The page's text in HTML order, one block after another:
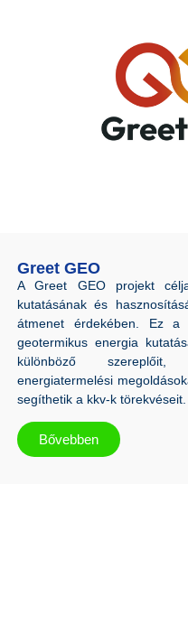
Greet GEO
A Greet GEO projekt
kutatásának és
átmenet érdekében. Ez a
geotermikus energia
különböző
energiatermelési
segíthetik a kkv-k törekvéseit.
Bővebben